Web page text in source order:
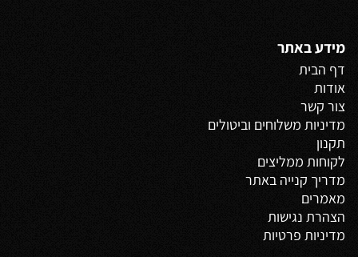
מידע באתר
דף הבית
אודות
צור קשר
מדיניות משלוחים וביטולים
תקנון
לקוחות ממליצים
מדריך קנייה באתר
מאמרים
הצהרת נגישות
מדיניות פרטיות